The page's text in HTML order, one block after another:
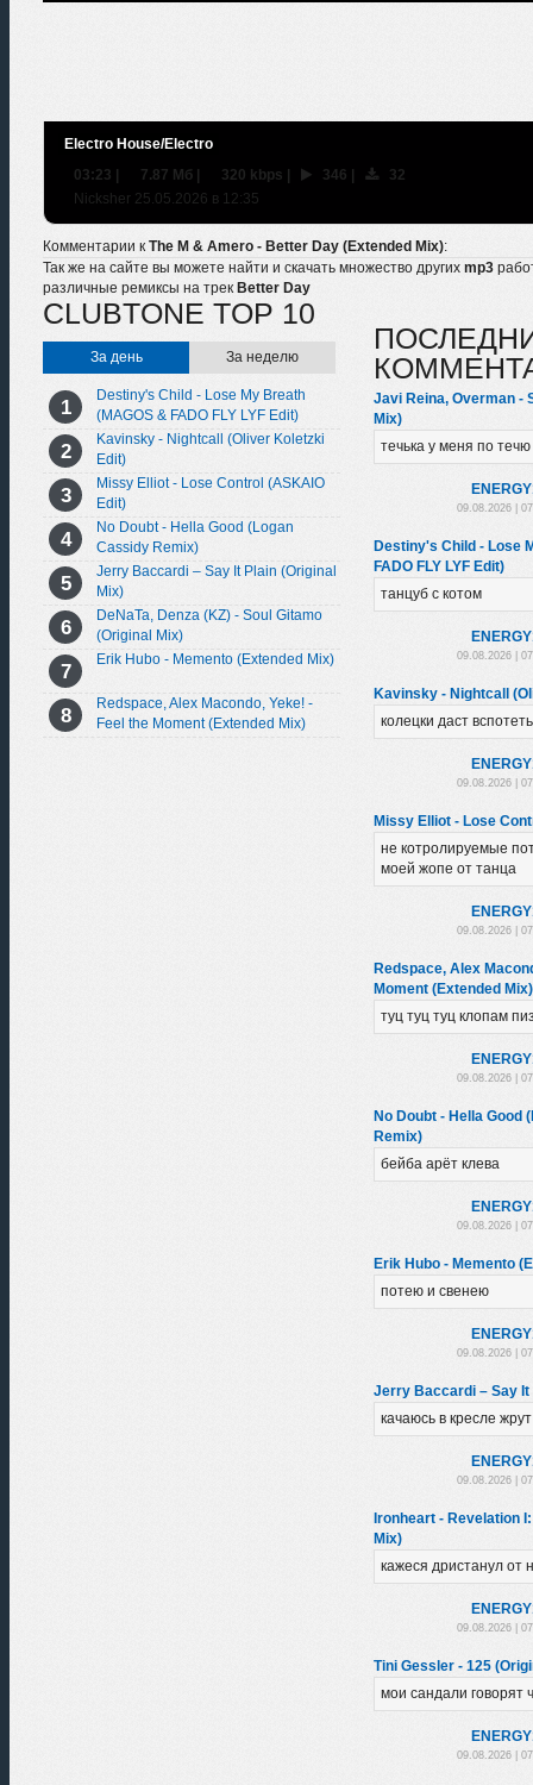
Electro House/Electro
03:23 | 7.87 Мб | 320 kbps | 346 |
32
Nicksher 25.05.2026 в 12:35
Комментарии к The M & Amero - Better Day (Extended Mix):
Так же на сайте вы можете найти и скачать множество других mp3
различные ремиксы на трек Better Day
CLUBTONE TOP 10
За день За неделю
Destiny's Child - Lose My Breath
(MAGOS & FADO FLY LYF Edit)
Kavinsky - Nightcall (Oliver Koletzki
Edit)
Missy Elliot - Lose Control (ASKAIO
Edit)
No Doubt - Hella Good (Logan
Cassidy Remix)
Jerry Baccardi – Say It Plain (Original
Mix)
DeNaTa, Denza (KZ) - Soul Gitamo
(Original Mix)
Erik Hubo - Memento (Extended Mix)
Redspace, Alex Macondo, Yeke! -
Feel the Moment (Extended Mix)
Javi Reina, Overman -
Mix)
течька у меня по течю
09.08.2026 |
Destiny's Child - Lose
FADO FLY LYF Edit)
танцуб с котом
09.08.2026 |
Kavinsky - Nightcall
колецки даст вспотеть
09.08.2026 |
Missy Elliot - Lose
не котролируемые
моей жопе от танца
09.08.2026 |
Redspace, Alex
Moment (Extended Mix)
туц туц туц клопам
09.08.2026 |
No Doubt - Hella Good
Remix)
бейба арёт клева
09.08.2026 |
Erik Hubo - Memento
потею и свенею
09.08.2026 |
Jerry Baccardi – Say It
качаюсь в кресле
09.08.2026 |
Ironheart - Revelation
Mix)
кажеся дристанул от
09.08.2026 |
Tini Gessler - 125
мои сандали говорят
09.08.2026 |